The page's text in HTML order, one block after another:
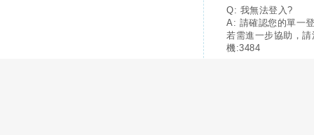
Q: 我無法登入?
A: 請確認您的單一
若需進一步協助，
機:3484